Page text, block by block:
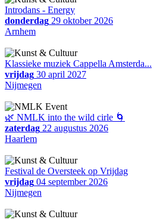
Introdans - Energy
donderdag 29 oktober 2026
Arnhem
Klassieke muziek Cappella Amsterda...
vrijdag 30 april 2027
Nijmegen
🌿 NMLK into the wild cirle 🌀
zaterdag 22 augustus 2026
Haarlem
Festival de Oversteek op Vrijdag
vrijdag 04 september 2026
Nijmegen